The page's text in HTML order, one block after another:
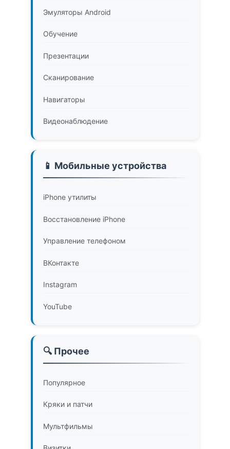
Эмуляторы Android
Обучение
Презентации
Сканирование
Навигаторы
Видеонаблюдение
📱 Мобильные устройства
iPhone утилиты
Восстановление iPhone
Управление телефоном
ВКонтакте
Instagram
YouTube
🔍 Прочее
Популярное
Кряки и патчи
Мультфильмы